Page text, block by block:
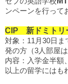
ンペーンを行って
CIP 新ドミトリ
対象：11月30日ま
発の方（3人部屋は
内容：入学金半額
以上の留学にはも